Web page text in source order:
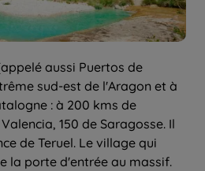
aussi Puertos de
sud-est de l'Aragon et à
: à 200 kms de
150 de Saragosse. Il
de Teruel. Le village qui
la porte d'entrée au massif.